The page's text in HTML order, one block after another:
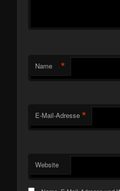
Name *
E-Mail-Adresse *
Website